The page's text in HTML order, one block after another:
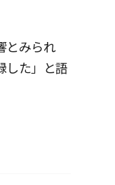
とみられ
した」と語